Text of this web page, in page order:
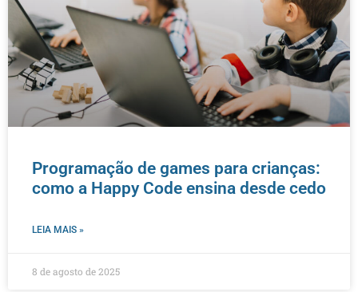
Programação de games para crianças:
como a Happy Code ensina desde cedo
LEIA MAIS »
8 de agosto de 2025